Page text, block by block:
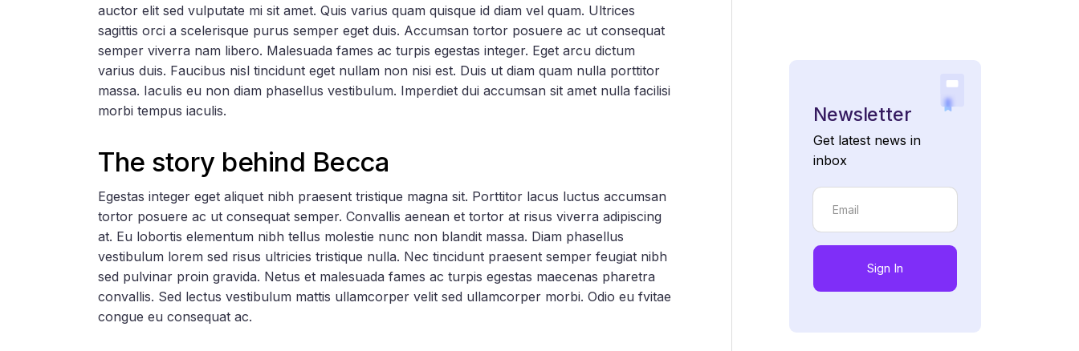
auctor elit sed vulputate mi sit amet. Quis varius quam quisque id diam vel quam. Ultrices
sagittis orci a scelerisque purus semper eget duis. Accumsan tortor posuere ac ut consequat
semper viverra nam libero. Malesuada fames ac turpis egestas integer. Eget arcu dictum
varius duis. Faucibus nisl tincidunt eget nullam non nisi est. Duis ut diam quam nulla porttitor
massa. Iaculis eu non diam phasellus vestibulum. Imperdiet dui accumsan sit amet nulla facilisi
morbi tempus iaculis.
The story behind Becca
Egestas integer eget aliquet nibh praesent tristique magna sit. Porttitor lacus luctus accumsan
tortor posuere ac ut consequat semper. Convallis aenean et tortor at risus viverra adipiscing
at. Eu lobortis elementum nibh tellus molestie nunc non blandit massa. Diam phasellus
vestibulum lorem sed risus ultricies tristique nulla. Nec tincidunt praesent semper feugiat nibh
sed pulvinar proin gravida. Netus et malesuada fames ac turpis egestas maecenas pharetra
convallis. Sed lectus vestibulum mattis ullamcorper velit sed ullamcorper morbi. Odio eu fvitae
congue eu consequat ac.
Newsletter
Get latest news in
inbox
Sign In